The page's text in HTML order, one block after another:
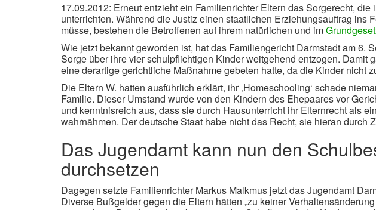
17.09.2012: Erneut entzieht ein Familienrichter Eltern das Sorgerecht,
unterrichten. Während die Justiz einen staatlichen Erziehungsauftrag ins
müsse, bestehen die Betroffenen auf ihrem natürlichen und im
Wie jetzt bekannt geworden ist, hat das Familiengericht Darmstadt am 6.
Sorge über ihre vier schulpflichtigen Kinder weitgehend entzogen. Damit
eine derartige gerichtliche Maßnahme gebeten hatte, da die Kinder nicht
Die Eltern W. hatten ausführlich erklärt, ihr ‚Homeschooling‘ schade
Familie. Dieser Umstand wurde von den Kindern des Ehepaares vor
und kenntnisreich aus, dass sie durch Hausunterricht ihr Elternrecht als
wahrnähmen. Der deutsche Staat habe nicht das Recht, sie hieran durch
Das Jugendamt kann nun den
durchsetzen
Dagegen setzte Familienrichter Markus Malkmus jetzt das Jugendamt
Diverse Bußgelder gegen die Eltern hätten „zu keiner